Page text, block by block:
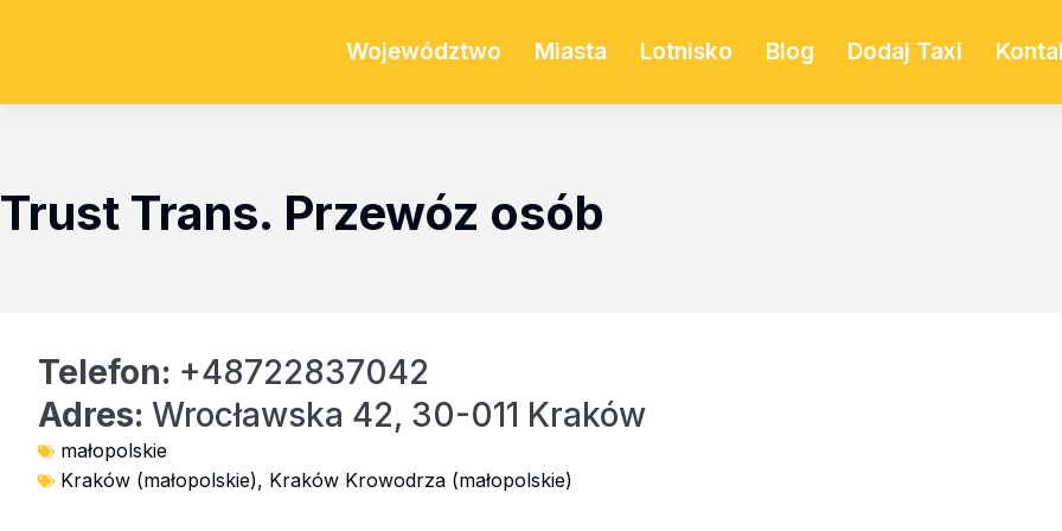
Województwo Miasta Lotnisko Blog Dodaj Taxi
Trust Trans. Przewóz osób
Telefon: +48722837042
Adres: Wrocławska 42, 30-011 Kraków
małopolskie
Kraków (małopolskie), Kraków Krowodrza (małopolskie)